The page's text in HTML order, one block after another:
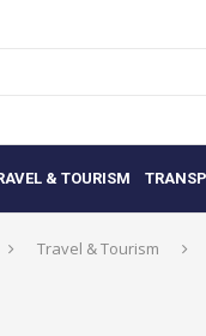
& TOURISM
Travel & Tourism